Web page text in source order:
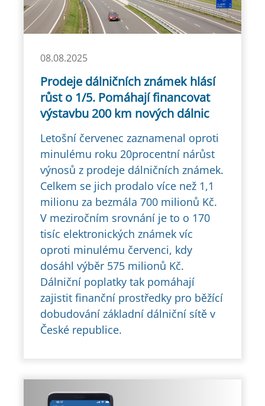
08.08.2025
Prodeje dálničních známek hlásí
růst o 1/5. Pomáhají financovat
výstavbu 200 km nových dálnic
Letošní červenec zaznamenal oproti
minulému roku 20procentní nárůst
výnosů z prodeje dálničních známek.
Celkem se jich prodalo více než 1,1
milionu za bezmála 700 milionů Kč.
V meziročním srovnání je to o 170
tisíc elektronických známek víc
oproti minulému červenci, kdy
dosáhl výběr 575 milionů Kč.
Dálniční poplatky tak pomáhají
zajistit finanční prostředky pro běžící
dobudování základní dálniční sítě v
České republice.